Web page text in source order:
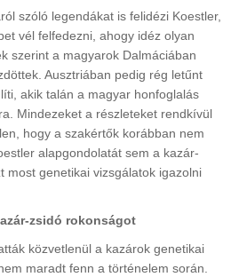
szóló legendákat is felidézi Koestler,
vél felfedezni, ahogy idéz olyan
szerint a magyarok Dalmáciában
Ausztriában pedig rég letűnt
akik talán a magyar honfoglalás
Mindezeket a részleteket rendkívül
hogy a szakértők korábban nem
alapgondolatát sem a kazár-
most genetikai vizsgálatok igazolni
zsidó rokonságot
közvetlenül a kazárok genetikai
maradt fenn a történelem során.